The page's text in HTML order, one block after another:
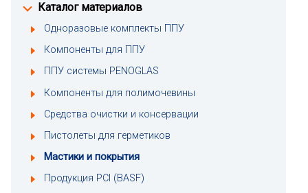
Каталог материалов
Одноразовые комплекты ППУ
Компоненты для ППУ
ППУ системы PENOGLAS
Компоненты для полимочевины
Средства очистки и консервации
Пистолеты для герметиков
Мастики и покрытия
Продукция PCI (BASF)